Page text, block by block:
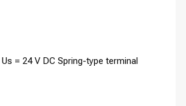
= 24 V DC Spring-type terminal